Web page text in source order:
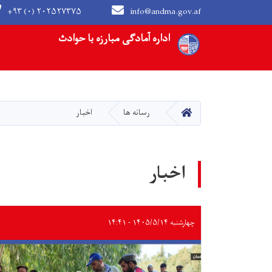
اداره آمادگی مبارزه با حوادث
info@andma.gov.af +۹۳ (۰) ۲۰۲۵۲۷۳۷۵
Main navigation
HOME رسانه ها اخبار
اخبار
چهارشنبه ۱۴۰۵/۵/۱۴ - ۱۴:۴۱